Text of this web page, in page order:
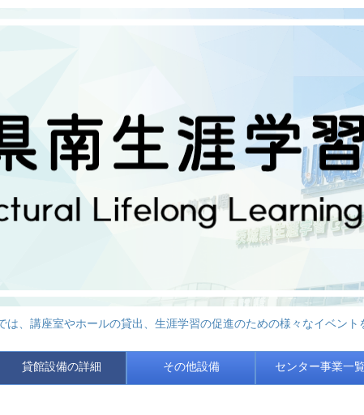
は、講座室やホールの貸出、生涯学習の促進のための様々なイベント
貸館設備の詳細 その他設備 センター事業一